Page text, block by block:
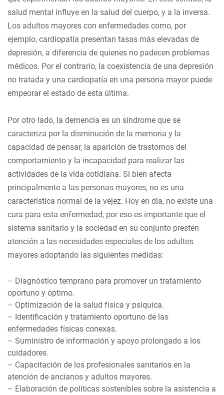
salud mental influye en la salud del cuerpo, y a la inversa.
Los adultos mayores con enfermedades como, por
ejemplo, cardiopatía presentan tasas más elevadas de
depresión, a diferencia de quienes no padecen problemas
médicos. Por el contrario, la coexistencia de una depresión
no tratada y una cardiopatía en una persona mayor puede
empeorar el estado de esta última.
Por otro lado, la demencia es un síndrome que se
caracteriza por la disminución de la memoria y la
capacidad de pensar, la aparición de trastornos del
comportamiento y la incapacidad para realizar las
actividades de la vida cotidiana. Si bien afecta
principalmente a las personas mayores, no es una
característica normal de la vejez. Hoy en día, no existe una
cura para esta enfermedad, por eso es importante que el
sistema sanitario y la sociedad en su conjunto presten
atención a las necesidades especiales de los adultos
mayores adoptando las siguientes medidas:
– Diagnóstico temprano para promover un tratamiento
oportuno y óptimo.
– Optimización de la salud física y psíquica.
– Identificación y tratamiento oportuno de las
enfermedades físicas conexas.
– Suministro de información y apoyo prolongado a los
cuidadores.
– Capacitación de los profesionales sanitarios en la
atención de ancianos y adultos mayores.
– Elaboración de políticas sostenibles sobre la asistencia a